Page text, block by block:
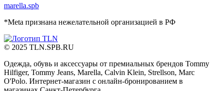
marella.spb
*Meta признана нежелательной организацией в РФ
© 2025 TLN.SPB.RU
Одежда, обувь и аксессуары от премиальных брендов Tommy
Hilfiger, Tommy Jeans, Marella, Calvin Klein, Strellson, Marc
O'Polo. Интернет-магазин с онлайн-бронированием в